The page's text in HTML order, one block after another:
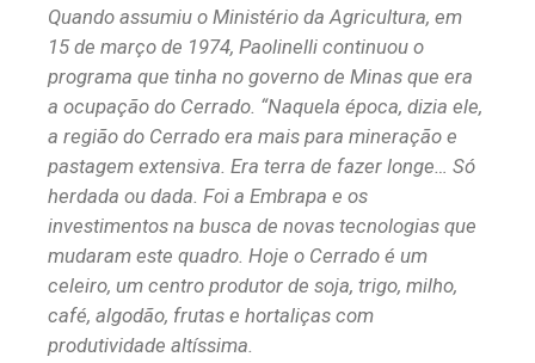
Quando assumiu o Ministério da Agricultura, em
15 de março de 1974, Paolinelli continuou o
programa que tinha no governo de Minas que era
a ocupação do Cerrado. “Naquela época, dizia ele,
a região do Cerrado era mais para mineração e
pastagem extensiva. Era terra de fazer longe… Só
herdada ou dada. Foi a Embrapa e os
investimentos na busca de novas tecnologias que
mudaram este quadro. Hoje o Cerrado é um
celeiro, um centro produtor de soja, trigo, milho,
café, algodão, frutas e hortaliças com
produtividade altíssima.